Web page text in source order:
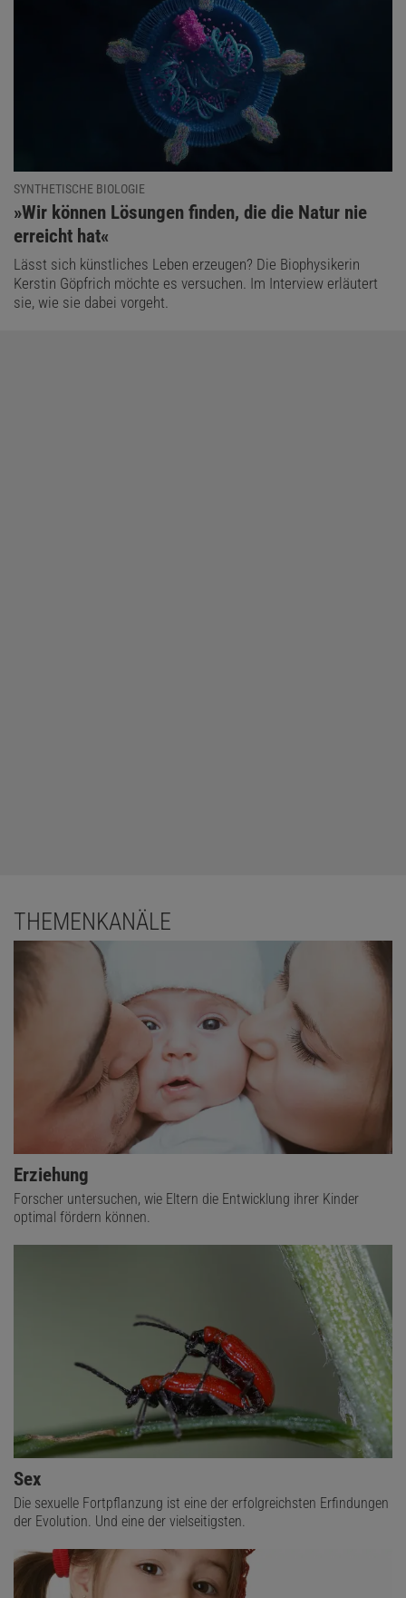
SYNTHETISCHE BIOLOGIE
:
»Wir können Lösungen finden, die die Natur nie
erreicht hat«
Lässt sich künstliches Leben erzeugen? Die Biophysikerin
Kerstin Göpfrich möchte es versuchen. Im Interview erläutert
sie, wie sie dabei vorgeht.
THEMENKANÄLE
Erziehung
Forscher untersuchen, wie Eltern die Entwicklung ihrer Kinder
optimal fördern können.
Sex
Die sexuelle Fortpflanzung ist eine der erfolgreichsten Erfindungen
der Evolution. Und eine der vielseitigsten.